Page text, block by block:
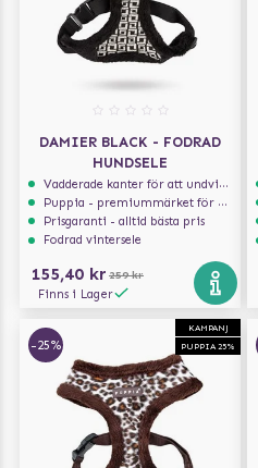
DAMIER BLACK - FODRAD
HUNDSELE
Vadderade kanter för att undvika skav
Puppia - premiummärket för hundselar
Prisgaranti - alltid bästa pris
Fodrad vintersele
155,40 kr 259 kr
Finns i Lager
KAMPANJ
PUPPIA 25%
-25%